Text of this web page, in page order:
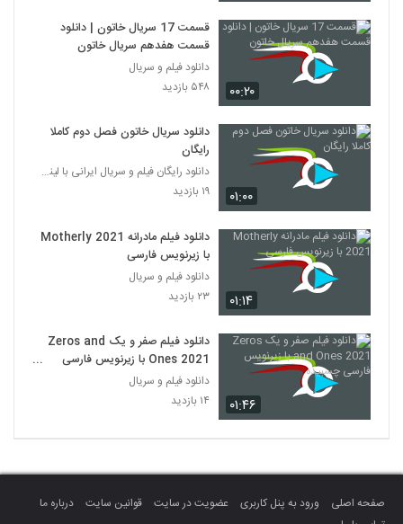
۰۰:۲۰
قسمت 17 سریال خاتون | دانلود
قسمت هفدهم سریال خاتون
دانلود فیلم و سریال
۵۴۸ بازدید
۰۱:۰۰
دانلود سریال خاتون فصل دوم کاملا
رایگان
دانلود رایگان فیلم و سریال ایرانی با لینک مستقیم
۱۹ بازدید
۰۱:۱۴
دانلود فیلم مادرانه Motherly 2021
با زیرنویس فارسی
دانلود فیلم و سریال
۲۳ بازدید
۰۱:۴۶
دانلود فیلم صفر و یک Zeros and
Ones 2021 با زیرنویس فارسی
چسبیده
دانلود فیلم و سریال
۱۴ بازدید
صفحه اصلی ورود به پنل کاربری عضویت در سایت قوانین سایت
درباره ما